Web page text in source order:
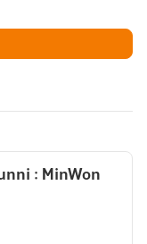
: MinWon